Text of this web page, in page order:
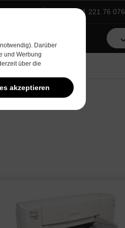
+49 (0) 231 221 76 076
Darüber
und Werbung
über die
akzeptieren